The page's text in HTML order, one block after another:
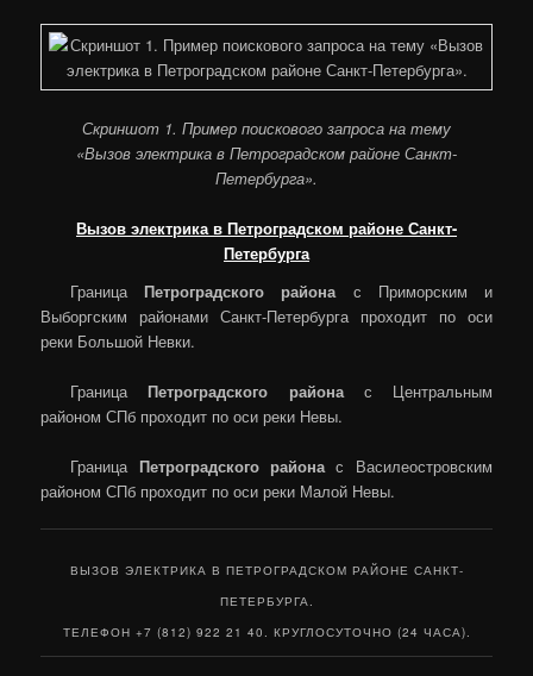
Скриншот 1. Пример поискового запроса на тему
«Вызов электрика в Петроградском районе Санкт-
Петербурга».
Вызов электрика в Петроградском районе Санкт-
Петербурга
Граница Петроградского районас Приморским и
Выборгским районами Санкт-Петербурга проходит по оси
реки Большой Невки.
Граница Петроградского районас Центральным
районом СПб проходит по оси реки Невы.
Граница Петроградского районас Василеостровским
районом СПб проходит по оси реки Малой Невы.
ВЫЗОВ ЭЛЕКТРИКА В ПЕТРОГРАДСКОМ РАЙОНЕ САНКТ-
ПЕТЕРБУРГА.
ТЕЛЕФОН +7 (812) 922 21 40. КРУГЛОСУТОЧНО (24 ЧАСА).